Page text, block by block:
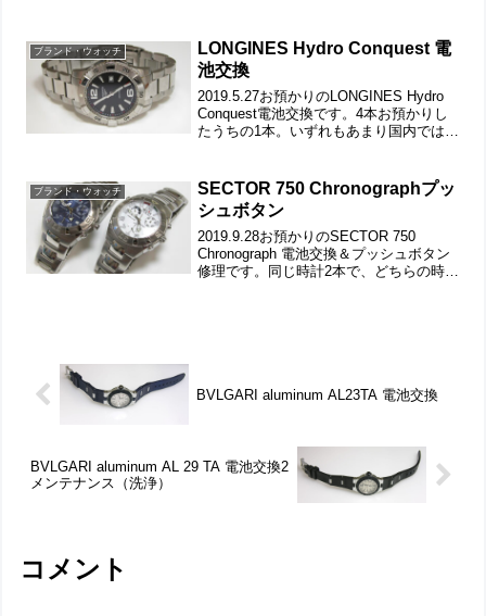
て。これがムーブメントで。ムー...
ブランド・ウォッチ
LONGINES Hydro Conquest 電
池交換
2019.5.27お預かりのLONGINES Hydro
Conquest電池交換です。4本お預かりし
たうちの1本。いずれもあまり国内では見
モデルの存在を知る事になりま...
ブランド・ウォッチ
SECTOR 750 Chronographプッ
シュボタン
2019.9.28お預かりのSECTOR 750
Chronograph 電池交換＆プッシュボタン
修理です。同じ時計2本で、どちらの時計
BVLGARI aluminum AL23TA 電池交換
BVLGARI aluminum AL 29 TA 電池交換2
メンテナンス（洗浄）
コメント